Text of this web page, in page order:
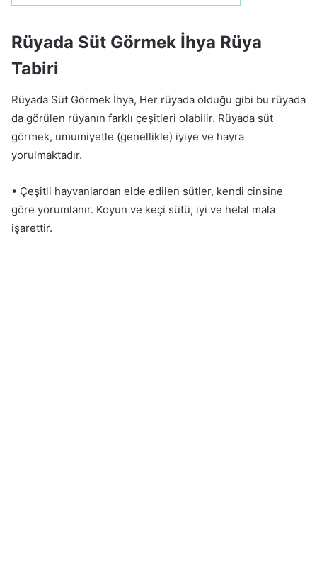
Rüyada Süt Görmek İhya Rüya
Tabiri
Rüyada Süt Görmek İhya, Her rüyada olduğu gibi bu rüyada
da görülen rüyanın farklı çeşitleri olabilir. Rüyada süt
görmek, umumiyetle (genellikle) iyiye ve hayra
yorulmaktadır.
• Çeşitli hayvanlardan elde edilen sütler, kendi cinsine
göre yorumlanır. Koyun ve keçi sütü, iyi ve helal mala
işarettir.